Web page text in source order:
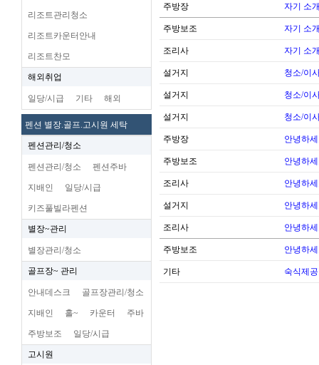
리조트관리청소
리조트카운터안내
리조트찬모
해외취업
일당/시급 기타 해외
펜션 별장.골프.고시원 세탁
펜션관리/청소
펜션관리/청소 펜션주바
지배인 일당/시급
키즈풀빌라펜션
별장~관리
별장관리/청소
골프장~ 관리
안내데스크 골프장관리/청소
지배인 홀~ 카운터 주바
주방보조 일당/시급
고시원
주방장 자기 소
주방보조 자기 소
조리사 자기 소
설거지 청소/이
설거지 청소/이
설거지 청소/이
주방장 안녕하
주방보조 안녕하
조리사 안녕하
설거지 안녕하
조리사 안녕하
주방보조 안녕하
기타 숙식제